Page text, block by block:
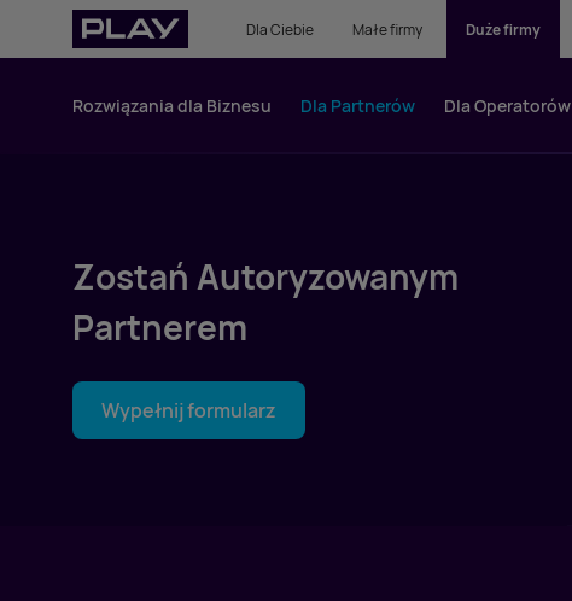
Dla Ciebie Małe firmy Duże firmy
Rozwiązania dla Biznesu Dla Partnerów Dla Operatorów
Zostań Autoryzowanym
Partnerem
Wypełnij formularz